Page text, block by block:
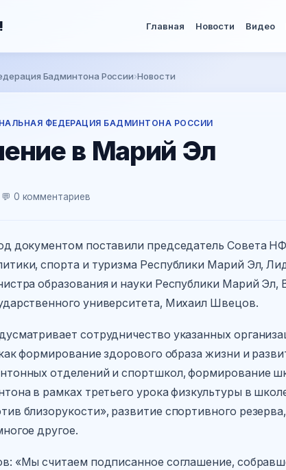
Главная Новости Видео
Бадминтона России›Новости
ФЕДЕРАЦИЯ БАДМИНТОНА РОССИИ
в Марий Эл
0 комментариев
документом поставили председатель Совета
спорта и туризма Республики Марий Эл,
образования и науки Республики Марий Эл,
университета, Михаил Швецов.
сотрудничество указанных
формирование здорового образа жизни и
отделений и спортшкол, формирование
в рамках третьего урока физкультуры в
близорукости», развитие спортивного
другое.
«Мы считаем подписанное соглашение,